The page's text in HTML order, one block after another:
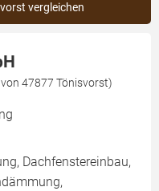
vergleichen
47877 Tönisvorst)
Dachfenstereinbau,